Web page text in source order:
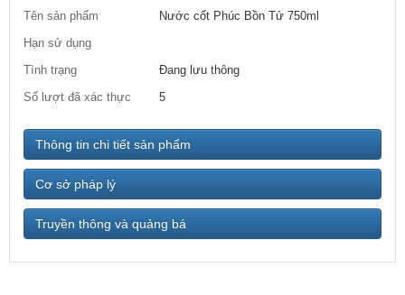
Tên sản phẩm
Nước cốt Phúc Bồn Tử 750ml
Hạn sử dụng
Tình trạng
Đang lưu thông
Số lượt đã xác thực
5
Thông tin chi tiết sản phẩm
Cơ sở pháp lý
Truyền thông và quảng bá